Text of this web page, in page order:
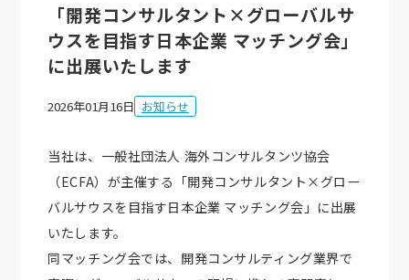
「開発コンサルタント×グローバルサ
ウスを目指す日本企業 マッチング会」
に出展いたします
2026年01月16日 お知らせ
当社は、一般社団法人 海外コンサルタンツ協会
（ECFA）が主催する「開発コンサルタント×グロー
バルサウスを目指す日本企業 マッチング会」に出展
いたします。
同マッチング会では、開発コンサルティング業界で